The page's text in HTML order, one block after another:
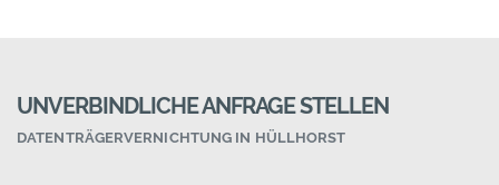
UNVERBINDLICHE ANFRAGE STELLEN
DATENTRÄGERVERNICHTUNG IN HÜLLHORST